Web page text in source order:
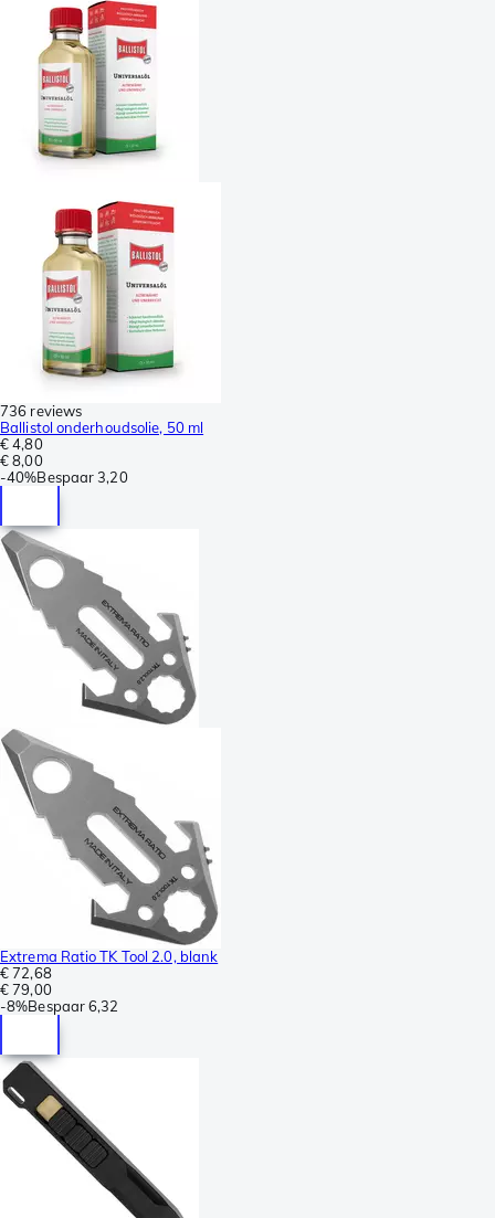
736 reviews
Ballistol onderhoudsolie, 50 ml
€ 4,80
€ 8,00
-40%Bespaar 3,20
Extrema Ratio TK Tool 2.0, blank
€ 72,68
€ 79,00
-8%Bespaar6,32